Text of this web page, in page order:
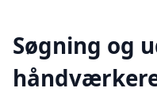
Søgning og